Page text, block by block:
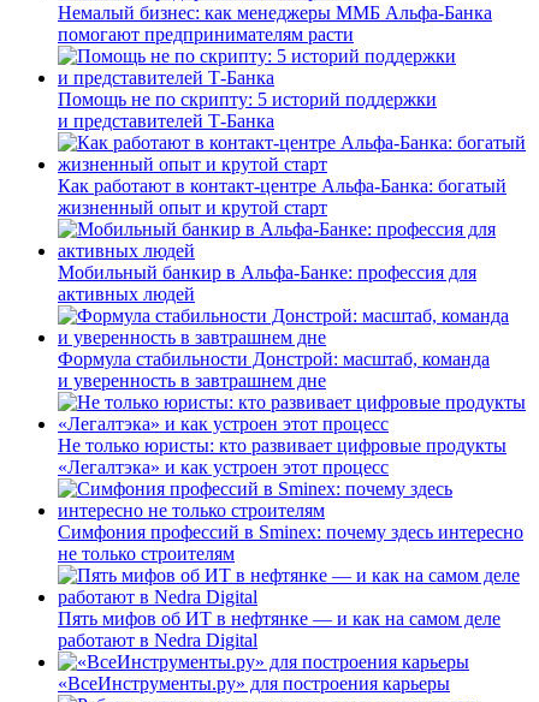
Немалый бизнес: как менеджеры ММБ Альфа-Банка
помогают предпринимателям расти
Помощь не по скрипту: 5 историй поддержки
и представителей Т-Банка
Как работают в контакт-центре Альфа-Банка: богатый
жизненный опыт и крутой старт
Мобильный банкир в Альфа-Банке: профессия для
активных людей
Формула стабильности Донстрой: масштаб, команда
и уверенность в завтрашнем дне
Не только юристы: кто развивает цифровые продукты
«Легалтэка» и как устроен этот процесс
Симфония профессий в Sminex: почему здесь интересно
не только строителям
Пять мифов об ИТ в нефтянке — и как на самом деле
работают в Nedra Digital
«ВсеИнструменты.ру» для построения карьеры